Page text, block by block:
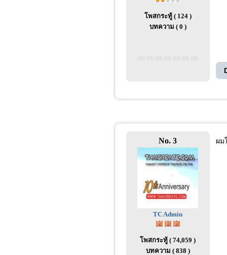
โพสกระทู้ ( 124 )
บทความ ( 0 )
No. 3
TC Admin
โพสกระทู้ ( 74,059 )
บทความ ( 838 )
ผม